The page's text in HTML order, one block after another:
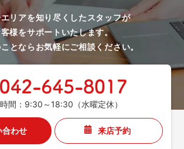
エリアを知り尽くしたスタッフが
様をサポートいたします。
とならお気軽にご相談ください。
間：9:30～18:30（水曜定休）
合わせ 来店予約